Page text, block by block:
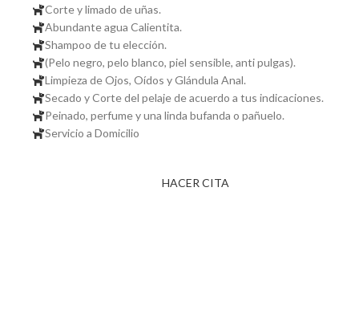
Corte y limado de uñas.
Abundante agua Calientita.
Shampoo de tu elección.
(Pelo negro, pelo blanco, piel sensible, anti pulgas).
Limpieza de Ojos, Oídos y Glándula Anal.
Secado y Corte del pelaje de acuerdo a tus indicaciones.
Peinado, perfume y una linda bufanda o pañuelo.
Servicio a Domicilio
HACER CITA